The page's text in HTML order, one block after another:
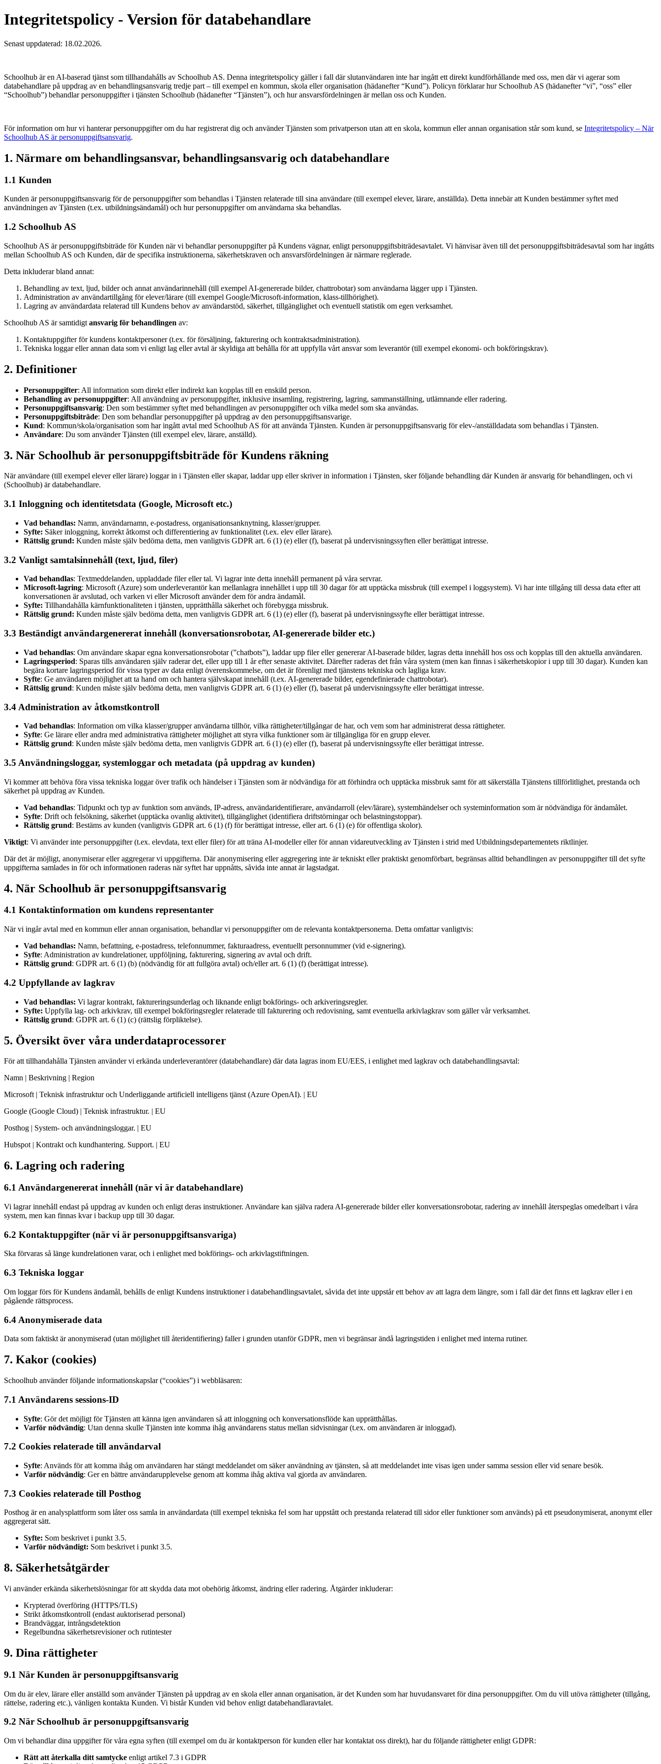
Integritetspolicy - Version för databehandlare
Senast uppdaterad: 18.02.2026.
Schoolhub är en AI-baserad tjänst som tillhandahålls av Schoolhub AS. Denna integritetspolicy gäller i fall där slutanvändaren inte har ingått ett direkt kundförhållande med oss, men där vi agerar som
databehandlare på uppdrag av en behandlingsansvarig tredje part – till exempel en kommun, skola eller organisation (hädanefter “Kund”). Policyn förklarar hur Schoolhub AS (hädanefter “vi”, “oss” eller
“Schoolhub”) behandlar personuppgifter i tjänsten Schoolhub (hädanefter “Tjänsten”), och hur ansvarsfördelningen är mellan oss och Kunden.
För information om hur vi hanterar personuppgifter om du har registrerat dig och använder Tjänsten som privatperson utan att en skola, kommun eller annan organisation står som kund, se Integritetspolicy – När
Schoolhub AS är personuppgiftsansvarig.
1. Närmare om behandlingsansvar, behandlingsansvarig och databehandlare
1.1 Kunden
Kunden är personuppgiftsansvarig för de personuppgifter som behandlas i Tjänsten relaterade till sina användare (till exempel elever, lärare, anställda). Detta innebär att Kunden bestämmer syftet med
användningen av Tjänsten (t.ex. utbildningsändamål) och hur personuppgifter om användarna ska behandlas.
1.2 Schoolhub AS
Schoolhub AS är personuppgiftsbiträde för Kunden när vi behandlar personuppgifter på Kundens vägnar, enligt personuppgiftsbiträdesavtalet. Vi hänvisar även till det personuppgiftsbiträdesavtal som har ingåtts
mellan Schoolhub AS och Kunden, där de specifika instruktionerna, säkerhetskraven och ansvarsfördelningen är närmare reglerade.
Detta inkluderar bland annat:
Behandling av text, ljud, bilder och annat användarinnehåll (till exempel AI-genererade bilder, chattrobotar) som användarna lägger upp i Tjänsten.
Administration av användartillgång för elever/lärare (till exempel Google/Microsoft-information, klass-tillhörighet).
Lagring av användardata relaterad till Kundens behov av användarstöd, säkerhet, tillgänglighet och eventuell statistik om egen verksamhet.
Schoolhub AS är samtidigt ansvarig för behandlingen av:
Kontaktuppgifter för kundens kontaktpersoner (t.ex. för försäljning, fakturering och kontraktsadministration).
Tekniska loggar eller annan data som vi enligt lag eller avtal är skyldiga att behålla för att uppfylla vårt ansvar som leverantör (till exempel ekonomi- och bokföringskrav).
2. Definitioner
Personuppgifter: All information som direkt eller indirekt kan kopplas till en enskild person.
Behandling av personuppgifter: All användning av personuppgifter, inklusive insamling, registrering, lagring, sammanställning, utlämnande eller radering.
Personuppgiftsansvarig: Den som bestämmer syftet med behandlingen av personuppgifter och vilka medel som ska användas.
Personuppgiftsbiträde: Den som behandlar personuppgifter på uppdrag av den personuppgiftsansvarige.
Kund: Kommun/skola/organisation som har ingått avtal med Schoolhub AS för att använda Tjänsten. Kunden är personuppgiftsansvarig för elev-/anställdadata som behandlas i Tjänsten.
Användare: Du som använder Tjänsten (till exempel elev, lärare, anställd).
3. När Schoolhub är personuppgiftsbiträde för Kundens räkning
När användare (till exempel elever eller lärare) loggar in i Tjänsten eller skapar, laddar upp eller skriver in information i Tjänsten, sker följande behandling där Kunden är ansvarig för behandlingen, och vi
(Schoolhub) är databehandlare.
3.1 Inloggning och identitetsdata (Google, Microsoft etc.)
Vad behandlas: Namn, användarnamn, e-postadress, organisationsanknytning, klasser/grupper.
Syfte: Säker inloggning, korrekt åtkomst och differentiering av funktionalitet (t.ex. elev eller lärare).
Rättslig grund: Kunden måste själv bedöma detta, men vanligtvis GDPR art. 6 (1) (e) eller (f), baserat på undervisningssyften eller berättigat intresse.
3.2 Vanligt samtalsinnehåll (text, ljud, filer)
Vad behandlas: Textmeddelanden, uppladdade filer eller tal. Vi lagrar inte detta innehåll permanent på våra servrar.
Microsoft-lagring: Microsoft (Azure) som underleverantör kan mellanlagra innehållet i upp till 30 dagar för att upptäcka missbruk (till exempel i loggsystem). Vi har inte tillgång till dessa data efter att
konversationen är avslutad, och varken vi eller Microsoft använder dem för andra ändamål.
Syfte: Tillhandahålla kärnfunktionaliteten i tjänsten, upprätthålla säkerhet och förebygga missbruk.
Rättslig grund: Kunden måste själv bedöma detta, men vanligtvis GDPR art. 6 (1) (e) eller (f), baserat på undervisningssyfte eller berättigat intresse.
3.3 Beständigt användargenererat innehåll (konversationsrobotar, AI-genererade bilder etc.)
Vad behandlas: Om användare skapar egna konversationsrobotar (”chatbots”), laddar upp filer eller genererar AI-baserade bilder, lagras detta innehåll hos oss och kopplas till den aktuella användaren.
Lagringsperiod: Sparas tills användaren själv raderar det, eller upp till 1 år efter senaste aktivitet. Därefter raderas det från våra system (men kan finnas i säkerhetskopior i upp till 30 dagar). Kunden kan
begära kortare lagringsperiod för vissa typer av data enligt överenskommelse, om det är förenligt med tjänstens tekniska och lagliga krav.
Syfte: Ge användaren möjlighet att ta hand om och hantera självskapat innehåll (t.ex. AI-genererade bilder, egendefinierade chattrobotar).
Rättslig grund: Kunden måste själv bedöma detta, men vanligtvis GDPR art. 6 (1) (e) eller (f), baserat på undervisningssyfte eller berättigat intresse.
3.4 Administration av åtkomstkontroll
Vad behandlas: Information om vilka klasser/grupper användarna tillhör, vilka rättigheter/tillgångar de har, och vem som har administrerat dessa rättigheter.
Syfte: Ge lärare eller andra med administrativa rättigheter möjlighet att styra vilka funktioner som är tillgängliga för en grupp elever.
Rättslig grund: Kunden måste själv bedöma detta, men vanligtvis GDPR art. 6 (1) (e) eller (f), baserat på undervisningssyfte eller berättigat intresse.
3.5 Användningsloggar, systemloggar och metadata (på uppdrag av kunden)
Vi kommer att behöva föra vissa tekniska loggar över trafik och händelser i Tjänsten som är nödvändiga för att förhindra och upptäcka missbruk samt för att säkerställa Tjänstens tillförlitlighet, prestanda och
säkerhet på uppdrag av Kunden.
Vad behandlas: Tidpunkt och typ av funktion som används, IP-adress, användaridentifierare, användarroll (elev/lärare), systemhändelser och systeminformation som är nödvändiga för ändamålet.
Syfte: Drift och felsökning, säkerhet (upptäcka ovanlig aktivitet), tillgänglighet (identifiera driftstörningar och belastningstoppar).
Rättslig grund: Bestäms av kunden (vanligtvis GDPR art. 6 (1) (f) för berättigat intresse, eller art. 6 (1) (e) för offentliga skolor).
Viktigt: Vi använder inte personuppgifter (t.ex. elevdata, text eller filer) för att träna AI-modeller eller för annan vidareutveckling av Tjänsten i strid med Utbildningsdepartementets riktlinjer.
Där det är möjligt, anonymiserar eller aggregerar vi uppgifterna. Där anonymisering eller aggregering inte är tekniskt eller praktiskt genomförbart, begränsas alltid behandlingen av personuppgifter till det syfte
uppgifterna samlades in för och informationen raderas när syftet har uppnåtts, såvida inte annat är lagstadgat.
4. När Schoolhub är personuppgiftsansvarig
4.1 Kontaktinformation om kundens representanter
När vi ingår avtal med en kommun eller annan organisation, behandlar vi personuppgifter om de relevanta kontaktpersonerna. Detta omfattar vanligtvis:
Vad behandlas: Namn, befattning, e-postadress, telefonnummer, fakturaadress, eventuellt personnummer (vid e-signering).
Syfte: Administration av kundrelationer, uppföljning, fakturering, signering av avtal och drift.
Rättslig grund: GDPR art. 6 (1) (b) (nödvändig för att fullgöra avtal) och/eller art. 6 (1) (f) (berättigat intresse).
4.2 Uppfyllande av lagkrav
Vad behandlas: Vi lagrar kontrakt, faktureringsunderlag och liknande enligt bokförings- och arkiveringsregler.
Syfte: Uppfylla lag- och arkivkrav, till exempel bokföringsregler relaterade till fakturering och redovisning, samt eventuella arkivlagkrav som gäller vår verksamhet.
Rättslig grund: GDPR art. 6 (1) (c) (rättslig förpliktelse).
5. Översikt över våra underdataprocessorer
För att tillhandahålla Tjänsten använder vi erkända underleverantörer (databehandlare) där data lagras inom EU/EES, i enlighet med lagkrav och databehandlingsavtal:
Namn | Beskrivning | Region
Microsoft | Teknisk infrastruktur och Underliggande artificiell intelligens tjänst (Azure OpenAI). | EU
Google (Google Cloud) | Teknisk infrastruktur. | EU
Posthog | System- och användningsloggar. | EU
Hubspot | Kontrakt och kundhantering. Support. | EU
6. Lagring och radering
6.1 Användargenererat innehåll (när vi är databehandlare)
Vi lagrar innehåll endast på uppdrag av kunden och enligt deras instruktioner. Användare kan själva radera AI-genererade bilder eller konversationsrobotar, radering av innehåll återspeglas omedelbart i våra
system, men kan finnas kvar i backup upp till 30 dagar.
6.2 Kontaktuppgifter (när vi är personuppgiftsansvariga)
Ska förvaras så länge kundrelationen varar, och i enlighet med bokförings- och arkivlagstiftningen.
6.3 Tekniska loggar
Om loggar förs för Kundens ändamål, behålls de enligt Kundens instruktioner i databehandlingsavtalet, såvida det inte uppstår ett behov av att lagra dem längre, som i fall där det finns ett lagkrav eller i en
pågående rättsprocess.
6.4 Anonymiserade data
Data som faktiskt är anonymiserad (utan möjlighet till återidentifiering) faller i grunden utanför GDPR, men vi begränsar ändå lagringstiden i enlighet med interna rutiner.
7. Kakor (cookies)
Schoolhub använder följande informationskapslar (“cookies”) i webbläsaren:
7.1 Användarens sessions-ID
Syfte: Gör det möjligt för Tjänsten att känna igen användaren så att inloggning och konversationsflöde kan upprätthållas.
Varför nödvändig: Utan denna skulle Tjänsten inte komma ihåg användarens status mellan sidvisningar (t.ex. om användaren är inloggad).
7.2 Cookies relaterade till användarval
Syfte: Används för att komma ihåg om användaren har stängt meddelandet om säker användning av tjänsten, så att meddelandet inte visas igen under samma session eller vid senare besök.
Varför nödvändig: Ger en bättre användarupplevelse genom att komma ihåg aktiva val gjorda av användaren.
7.3 Cookies relaterade till Posthog
Posthog är en analysplattform som låter oss samla in användardata (till exempel tekniska fel som har uppstått och prestanda relaterad till sidor eller funktioner som används) på ett pseudonymiserat, anonymt eller
aggregerat sätt.
Syfte: Som beskrivet i punkt 3.5.
Varför nödvändigt: Som beskrivet i punkt 3.5.
8. Säkerhetsåtgärder
Vi använder erkända säkerhetslösningar för att skydda data mot obehörig åtkomst, ändring eller radering. Åtgärder inkluderar:
Krypterad överföring (HTTPS/TLS)
Strikt åtkomstkontroll (endast auktoriserad personal)
Brandväggar, intrångsdetektion
Regelbundna säkerhetsrevisioner och rutintester
9. Dina rättigheter
9.1 När Kunden är personuppgiftsansvarig
Om du är elev, lärare eller anställd som använder Tjänsten på uppdrag av en skola eller annan organisation, är det Kunden som har huvudansvaret för dina personuppgifter. Om du vill utöva rättigheter (tillgång,
rättelse, radering etc.), vänligen kontakta Kunden. Vi bistår Kunden vid behov enligt databehandlaravtalet.
9.2 När Schoolhub är personuppgiftsansvarig
Om vi behandlar dina uppgifter för våra egna syften (till exempel om du är kontaktperson för kunden eller har kontaktat oss direkt), har du följande rättigheter enligt GDPR:
Rätt att återkalla ditt samtycke enligt artikel 7.3 i GDPR